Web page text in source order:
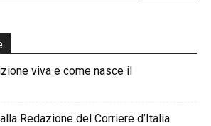
viva e come nasce il
Redazione del Corriere d’Italia